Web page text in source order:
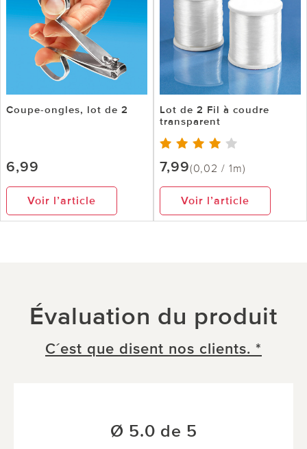
Coupe-ongles, lot de 2
6,99
Voir l’article
Lot de 2 Fil à coudre
transparent
7,99(0,02 / 1m)
Voir l’article
Évaluation du produit
C´est que disent nos clients. *
Ø 5.0 de 5